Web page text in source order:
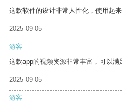
这款软件的设计非常人性化，使用起来
2025-09-05
游客
这款app的视频资源非常丰富，可以满
2025-09-05
游客